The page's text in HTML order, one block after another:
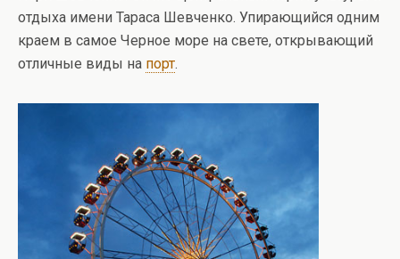
отдыха имени Тараса Шевченко. Упирающийся одним
краем в самое Черное море на свете, открывающий
отличные виды на порт.